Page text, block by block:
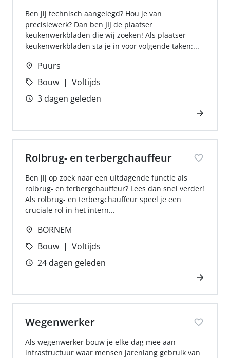
Ben jij technisch aangelegd? Hou je van
precisiewerk? Dan ben JIJ de plaatser
keukenwerkbladen die wij zoeken! Als plaatser
keukenwerkbladen sta je in voor volgende taken:...
Puurs
Bouw
Voltijds
3 dagen geleden
Rolbrug- en terbergchauffeur
Ben jij op zoek naar een uitdagende functie als
rolbrug- en terbergchauffeur? Lees dan snel verder!
Als rolbrug- en terbergchauffeur speel je een
cruciale rol in het intern...
BORNEM
Bouw
Voltijds
24 dagen geleden
Wegenwerker
Als wegenwerker bouw je elke dag mee aan
infrastructuur waar mensen jarenlang gebruik van